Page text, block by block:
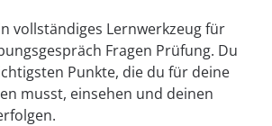
vollständiges Lernwerkzeug für
Fragen Prüfung. Du
Punkte, die du für deine
musst, einsehen und deinen